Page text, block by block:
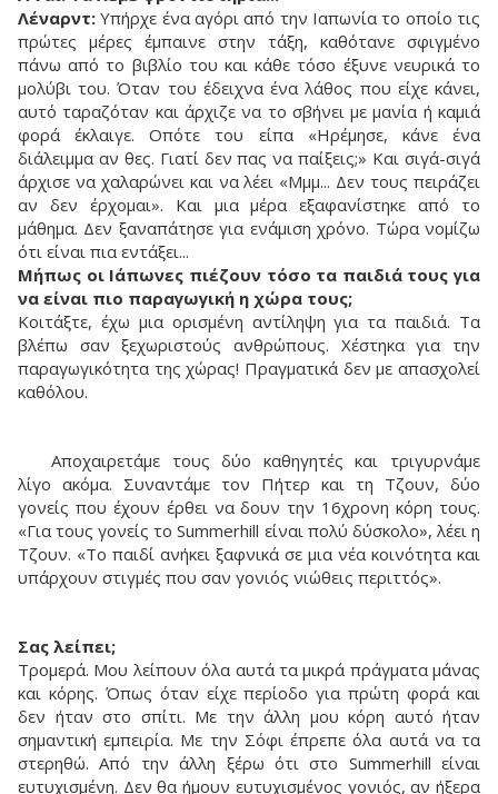
Λέναρντ: Υπήρχε ένα αγόρι από την Ιαπωνία το οποίο τις
πρώτες μέρες έμπαινε στην τάξη, καθότανε σφιγμένο
πάνω από το βιβλίο του και κάθε τόσο έξυνε νευρικά το
μολύβι του. Όταν του έδειχνα ένα λάθος που είχε κάνει,
αυτό ταραζόταν και άρχιζε να το σβήνει με μανία ή καμιά
φορά έκλαιγε. Οπότε του είπα «Ηρέμησε, κάνε ένα
διάλειμμα αν θες. Γιατί δεν πας να παίξεις;» Και σιγά-σιγά
άρχισε να χαλαρώνει και να λέει «Μμμ... Δεν τους πειράζει
αν δεν έρχομαι». Και μια μέρα εξαφανίστηκε από το
μάθημα. Δεν ξαναπάτησε για ενάμιση χρόνο. Τώρα νομίζω
ότι είναι πια εντάξει...
Μήπως οι Ιάπωνες πιέζουν τόσο τα παιδιά τους για
να είναι πιο παραγωγική η χώρα τους;
Κοιτάξτε, έχω μια ορισμένη αντίληψη για τα παιδιά. Τα
βλέπω σαν ξεχωριστούς ανθρώπους. Χέστηκα για την
παραγωγικότητα της χώρας! Πραγματικά δεν με απασχολεί
καθόλου.
Αποχαιρετάμε τους δύο καθηγητές και τριγυρνάμε
λίγο ακόμα. Συναντάμε τον Πήτερ και τη Τζουν, δύο
γονείς που έχουν έρθει να δουν την 16χρονη κόρη τους.
«Για τους γονείς το Summerhill είναι πολύ δύσκολο», λέει η
Τζουν. «Το παιδί ανήκει ξαφνικά σε μια νέα κοινότητα και
υπάρχουν στιγμές που σαν γονιός νιώθεις περιττός».
Σας λείπει;
Τρομερά. Μου λείπουν όλα αυτά τα μικρά πράγματα μάνας
και κόρης. Όπως όταν είχε περίοδο για πρώτη φορά και
δεν ήταν στο σπίτι. Με την άλλη μου κόρη αυτό ήταν
σημαντική εμπειρία. Με την Σόφι έπρεπε όλα αυτά να τα
στερηθώ. Από την άλλη ξέρω ότι στο Summerhill είναι
ευτυχισμένη. Δεν θα ήμουν ευτυχισμένος γονιός, αν ήξερα